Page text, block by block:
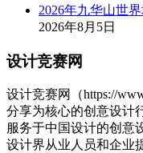
2026年九华山世
2026年8月5日
设计竞赛网
设计竞赛网（https://
分享为核心的创意设计
服务于中国设计的创意
设计界从业人员和企业